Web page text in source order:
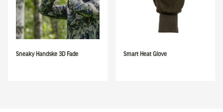
Sneaky Handske 3D Fade Smart Heat Glove